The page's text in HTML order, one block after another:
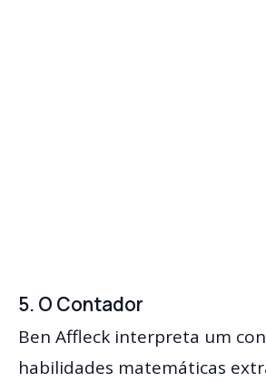
5. O Contador
Ben Affleck interpreta um
habilidades matemáticas